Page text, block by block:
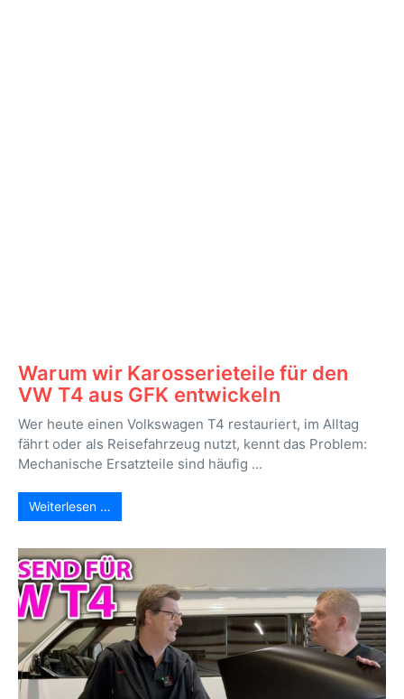
Warum wir Karosserieteile für den
VW T4 aus GFK entwickeln
Wer heute einen Volkswagen T4 restauriert, im Alltag
fährt oder als Reisefahrzeug nutzt, kennt das Problem:
Mechanische Ersatzteile sind häufig ...
Weiterlesen …